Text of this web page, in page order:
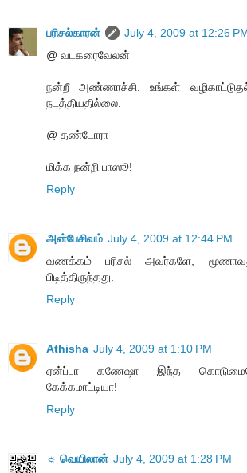
பரிசல்காரன்
July 4, 2009 at 12:26
@ வடகரைவேலன்
நன்றீ அண்ணாச்சி. உங்கள்
நடத்தியதில்லை.
@ தண்டோரா
மிக்க நன்றி பாஸூ!
Reply
அன்பேசிவம் July 4, 2009 at 12:44 PM
வணக்கம் பரிசல் அவர்களே,
பிடித்திருந்தது.
Reply
Athisha July 4, 2009 at 1:10 PM
ஏன்ப்பா கணேஷா இந்த
கேக்கமாட்டியா!
Reply
☼ வெயிலான் July 4, 2009 at 1:28 PM